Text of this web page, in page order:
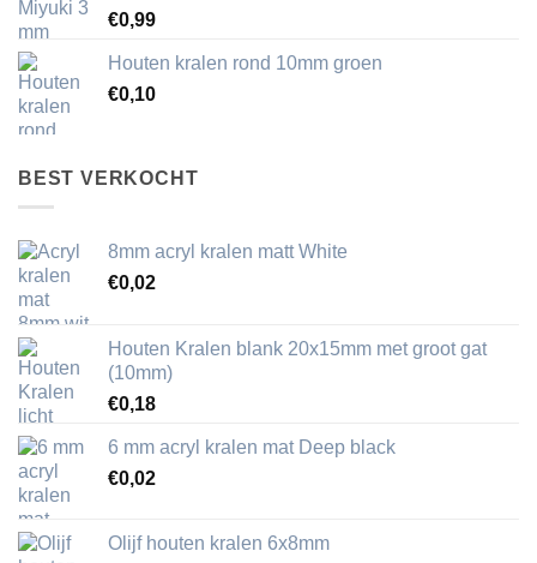
€0,99
Houten kralen rond 10mm groen
€0,10
BEST VERKOCHT
8mm acryl kralen matt White
€0,02
Houten Kralen blank 20x15mm met groot gat
(10mm)
€0,18
6 mm acryl kralen mat Deep black
€0,02
Olijf houten kralen 6x8mm